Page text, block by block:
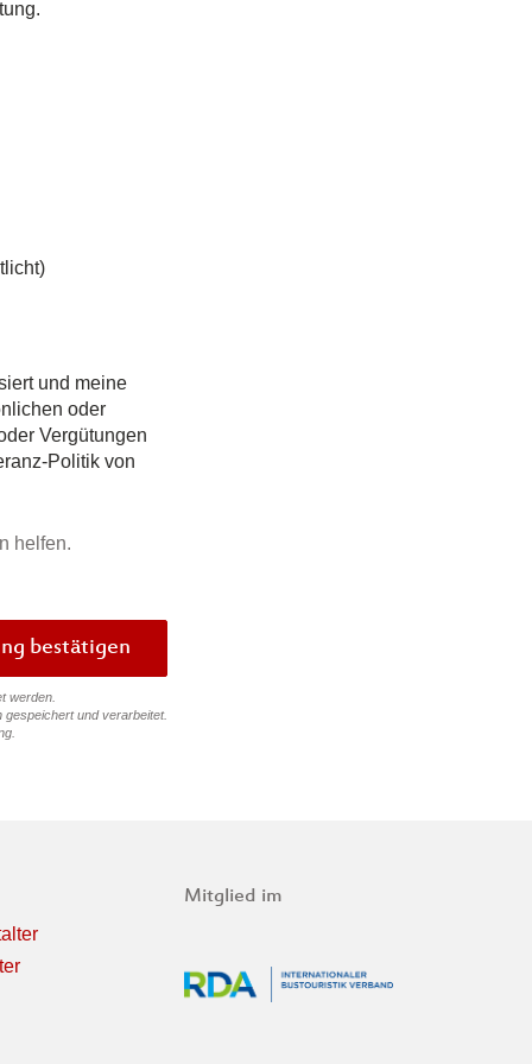
und meine
oder
Vergütungen
Politik von
helfen.
Bewertung bestätigen
werden.
und verarbeitet.
Mitglied im